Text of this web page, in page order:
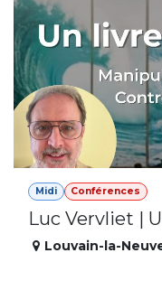
Midi Conférences
Luc Vervliet |
Louvain-la-